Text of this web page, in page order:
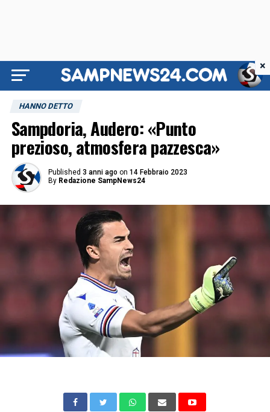
HANNO DETTO
Sampdoria, Audero: «Punto
prezioso, atmosfera pazzesca»
Published 3 anni ago on 14 Febbraio 2023
By Redazione SampNews24
×